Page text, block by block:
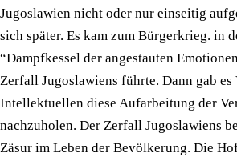
Jugoslawien nicht oder nur einseitig
sich später. Es kam zum Bürgerkrieg. in
“Dampfkessel der angestauten
Zerfall Jugoslawiens führte. Dann gab es
Intellektuellen diese Aufarbeitung der
nachzuholen. Der Zerfall Jugoslawiens
Zäsur im Leben der Bevölkerung. Die